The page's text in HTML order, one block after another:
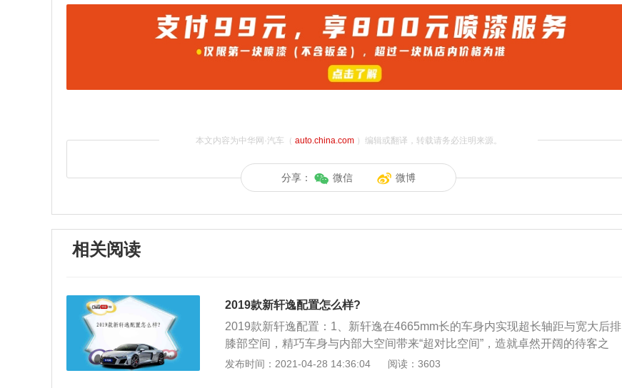
本文内容为中华网·汽车（ auto.china.com）编辑或翻译，转载请务必注明来源。
分享： 微信 微博
相关阅读
2019款新轩逸配置怎么样?
2019款新轩逸配置：1、新轩逸在4665mm长的车身内实现超长轴距与宽大后排
膝部空间，精巧车身与内部大空间带来“超对比空间”，造就卓然开阔的待客之
家；2、配合独特扇贝型座椅的舒适设计，让每一刻的驾乘都感受至高荣耀。以
发布时间：2021-04-28 14:36:04 阅读：3603